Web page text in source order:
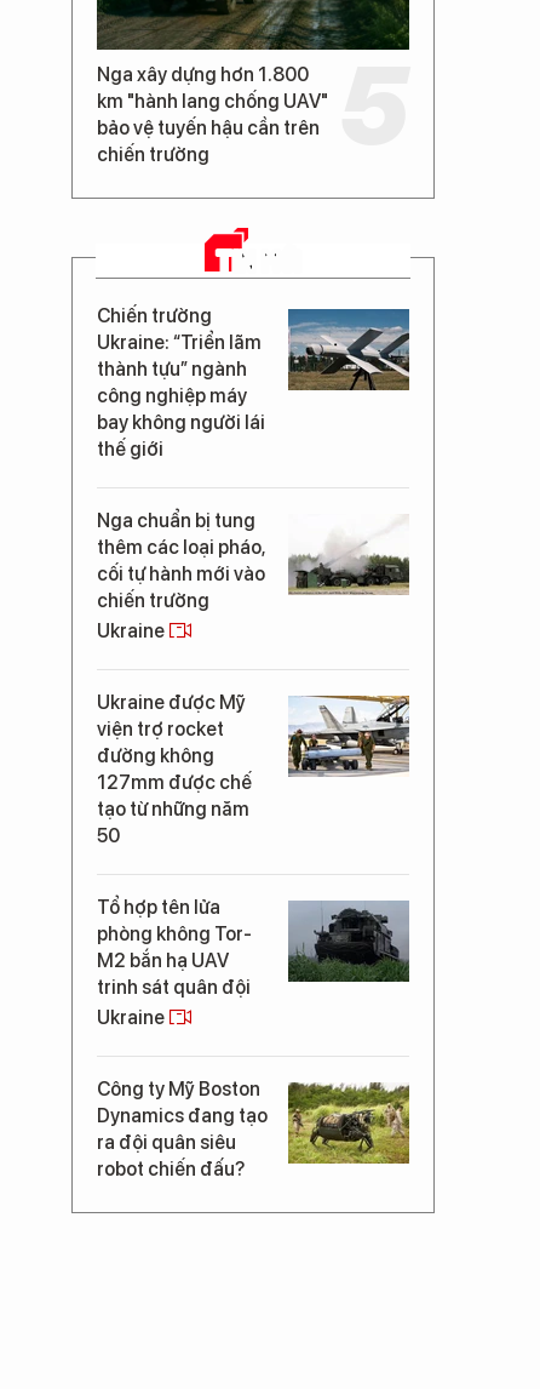
Nga xây dựng hơn 1.800
km "hành lang chống UAV"
bảo vệ tuyến hậu cần trên
chiến trường
TIN MỚI
Chiến trường
Ukraine: “Triển lãm
thành tựu” ngành
công nghiệp máy
bay không người lái
thế giới
Nga chuẩn bị tung
thêm các loại pháo,
cối tự hành mới vào
chiến trường
Ukraine
Ukraine được Mỹ
viện trợ rocket
đường không
127mm được chế
tạo từ những năm
50
Tổ hợp tên lửa
phòng không Tor-
M2 bắn hạ UAV
trinh sát quân đội
Ukraine
Công ty Mỹ Boston
Dynamics đang tạo
ra đội quân siêu
robot chiến đấu?